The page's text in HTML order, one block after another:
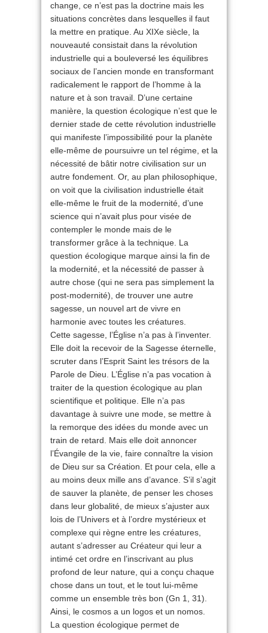
change, ce n’est pas la doctrine mais les
situations concrètes dans lesquelles il faut
la mettre en pratique. Au XIXe siècle, la
nouveauté consistait dans la révolution
industrielle qui a bouleversé les équilibres
sociaux de l’ancien monde en transformant
radicalement le rapport de l’homme à la
nature et à son travail. D’une certaine
manière, la question écologique n’est que le
dernier stade de cette révolution industrielle
qui manifeste l’impossibilité pour la planète
elle-même de poursuivre un tel régime, et la
nécessité de bâtir notre civilisation sur un
autre fondement. Or, au plan philosophique,
on voit que la civilisation industrielle était
elle-même le fruit de la modernité, d’une
science qui n’avait plus pour visée de
contempler le monde mais de le
transformer grâce à la technique. La
question écologique marque ainsi la fin de
la modernité, et la nécessité de passer à
autre chose (qui ne sera pas simplement la
post-modernité), de trouver une autre
sagesse, un nouvel art de vivre en
harmonie avec toutes les créatures.
Cette sagesse, l’Église n’a pas à l’inventer.
Elle doit la recevoir de la Sagesse éternelle,
scruter dans l’Esprit Saint les trésors de la
Parole de Dieu. L’Église n’a pas vocation à
traiter de la question écologique au plan
scientifique et politique. Elle n’a pas
davantage à suivre une mode, se mettre à
la remorque des idées du monde avec un
train de retard. Mais elle doit annoncer
l’Évangile de la vie, faire connaître la vision
de Dieu sur sa Création. Et pour cela, elle a
au moins deux mille ans d’avance. S’il s’agit
de sauver la planète, de penser les choses
dans leur globalité, de mieux s’ajuster aux
lois de l’Univers et à l’ordre mystérieux et
complexe qui règne entre les créatures,
autant s’adresser au Créateur qui leur a
intimé cet ordre en l’inscrivant au plus
profond de leur nature, qui a conçu chaque
chose dans un tout, et le tout lui-même
comme un ensemble très bon (Gn 1, 31).
Ainsi, le cosmos a un logos et un nomos.
La question écologique permet de